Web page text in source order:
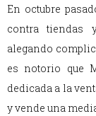
En octubre
contra tiendas
alegando
es notorio que
dedicada a la
y vende una